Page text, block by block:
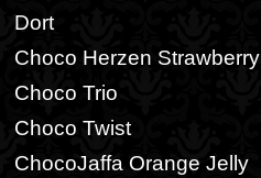
Dort
Choco Herzen Strawberry
Choco Trio
Choco Twist
ChocoJaffa Orange Jelly